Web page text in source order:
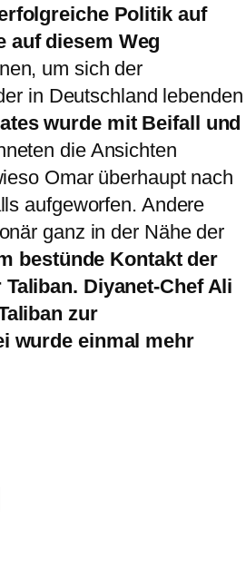
Politik auf
auf diesem Weg
um sich der
in Deutschland lebenden
wurde mit Beifall und
die Ansichten
Omar überhaupt nach
aufgeworfen. Andere
ganz in der Nähe der
bestünde Kontakt der
Diyanet-Chef Ali
zur
wurde einmal mehr